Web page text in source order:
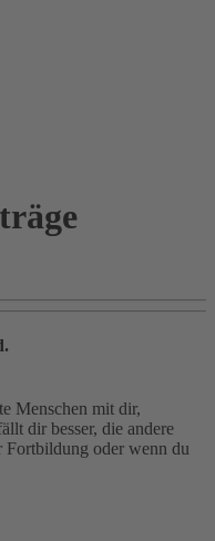
Menschen mit dir,
dir besser, die andere
Fortbildung oder wenn du